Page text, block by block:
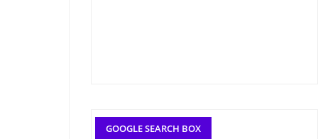
GOOGLE SEARCH BOX